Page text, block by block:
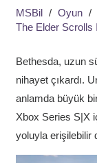
MSBil / Oyun /
The Elder Scrolls
Bethesda, uzun
nihayet çıkardı.
anlamda büyük
Xbox Series S|X
yoluyla erişilebilir